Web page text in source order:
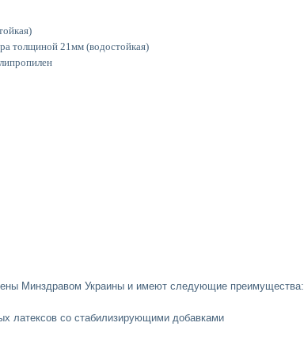
толщиной 21мм (водостойкая)
Минздравом Украины и имеют следующие преимущества:
латексов со стабилизирующими добавками